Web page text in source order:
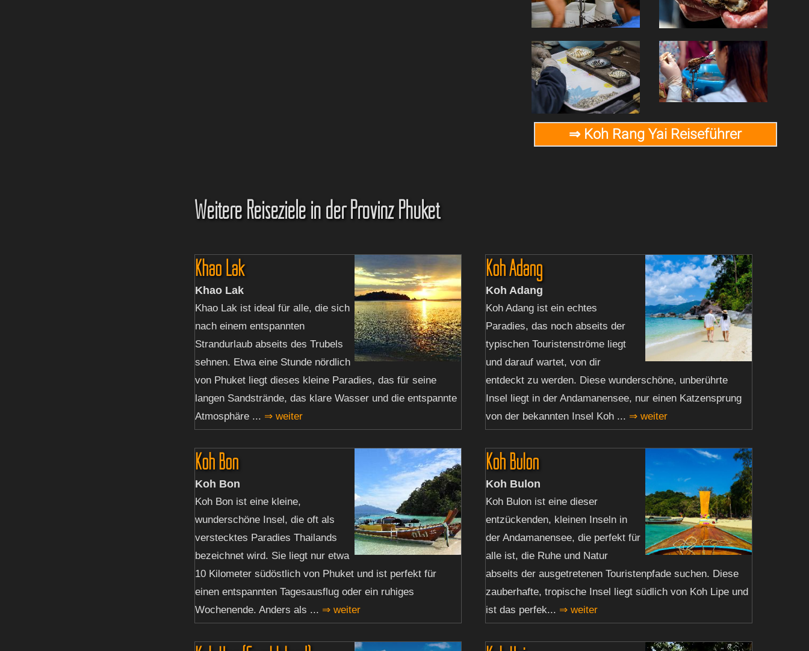
⇒ Koh Rang Yai Reiseführer
Weitere Reiseziele in der Provinz Phuket
Khao Lak
Khao Lak
Khao Lak ist ideal für alle, die sich
nach einem entspannten
Strandurlaub abseits des Trubels
sehnen. Etwa eine Stunde nördlich
von Phuket liegt dieses kleine Paradies, das für seine
langen Sandstrände, das klare Wasser und die entspannte
Atmosphäre ... ⇒ weiter
Koh Adang
Koh Adang
Koh Adang ist ein echtes
Paradies, das noch abseits der
typischen Touristenströme liegt
und darauf wartet, von dir
entdeckt zu werden. Diese wunderschöne, unberührte
Insel liegt in der Andamanensee, nur einen Katzensprung
von der bekannten Insel Koh ... ⇒ weiter
Koh Bon
Koh Bon
Koh Bon ist eine kleine,
wunderschöne Insel, die oft als
verstecktes Paradies Thailands
bezeichnet wird. Sie liegt nur etwa
10 Kilometer südöstlich von Phuket und ist perfekt für
einen entspannten Tagesausflug oder ein ruhiges
Wochenende. Anders als ... ⇒ weiter
Koh Bulon
Koh Bulon
Koh Bulon ist eine dieser
entzückenden, kleinen Inseln in
der Andamanensee, die perfekt für
alle ist, die Ruhe und Natur
abseits der ausgetretenen Touristenpfade suchen. Diese
zauberhafte, tropische Insel liegt südlich von Koh Lipe und
ist das perfek... ⇒ weiter